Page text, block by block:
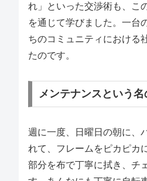
れ」といった交渉術も、こ
を通じて学びました。一台
ちのコミュニティにおける
たのです。
メンテナンスという名
週に一度、日曜日の朝に、
れて、フレームをピカピカ
部分を布で丁寧に拭き、チ